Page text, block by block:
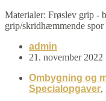
Materialer: Frøslev grip -
grip/skridhæmmende
admin
21. november 2022
Ombygning og
Specialopgaver,